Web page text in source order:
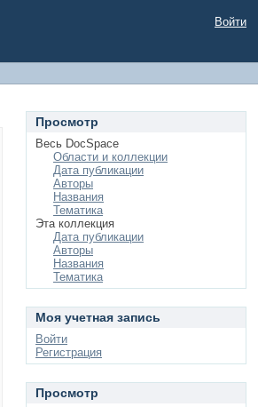
Войти
Просмотр
Весь DocSpace
Области и коллекции
Дата публикации
Авторы
Названия
Тематика
Эта коллекция
Дата публикации
Авторы
Названия
Тематика
Моя учетная запись
Войти
Регистрация
Просмотр